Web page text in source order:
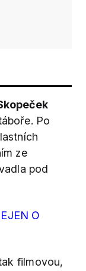
Po
ze
pod
O
filmovou,